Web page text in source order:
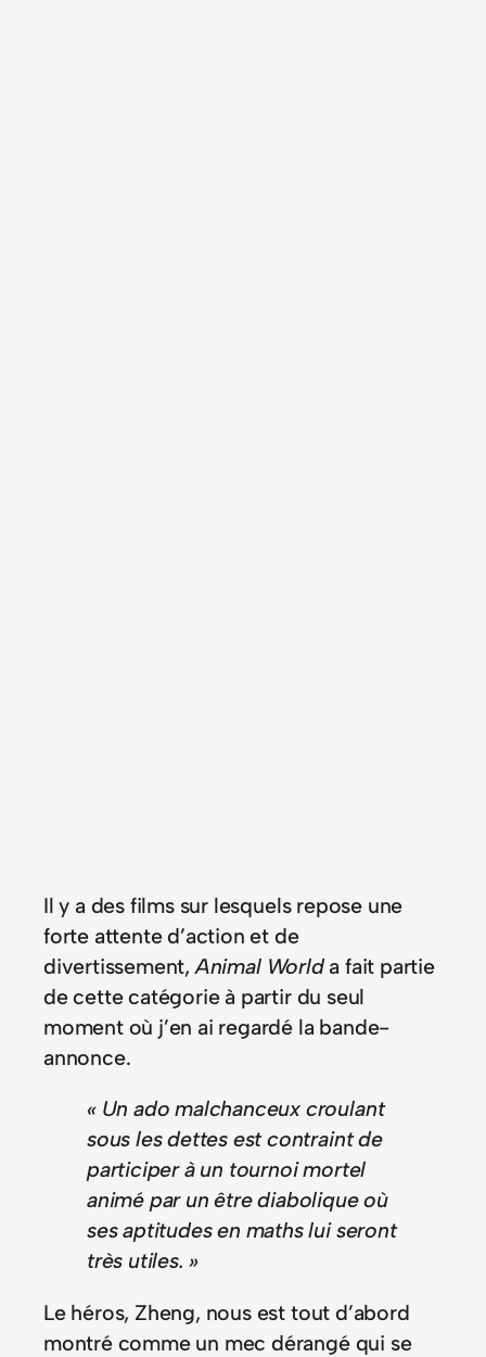
Il y a des films sur lesquels repose une
forte attente d’action et de
divertissement,Animal Worlda fait partie
de cette catégorie à partir du seul
moment où j’en ai regardé la bande-
annonce.
« Un ado malchanceux croulant
sous les dettes est contraint de
participer à un tournoi mortel
animé par un être diabolique où
ses aptitudes en maths lui seront
très utiles. »
Le héros, Zheng, nous est tout d’abord
montré comme un mec dérangé qui se